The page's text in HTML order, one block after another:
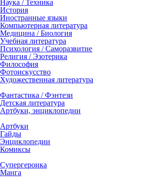
Наука / Техника
История
Иностранные языки
Компьютерная литература
Медицина / Биология
Учебная литература
Психология / Саморазвитие
Религия / Эзотерика
Философия
Фотоискусство
Художественная литература
Фантастика / Фэнтези
Детская литература
Артбуки, энциклопедии
Артбуки
Гайды
Энциклопедии
Комиксы
Супергероика
Манга